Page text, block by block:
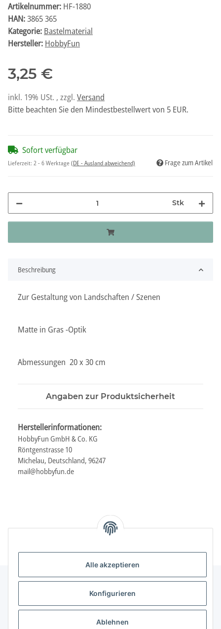
Alle akzeptieren
Konfigurieren
Ablehnen
Artikelnummer: HF-1880
HAN:3865 365
Kategorie: Bastelmaterial
Hersteller: HobbyFun
3,25 €
inkl. 19% USt. , zzgl. Versand
Bitte beachten Sie den Mindestbestellwert von 5 EUR.
Sofort verfügbar
Lieferzeit: 2 - 6 Werktage(DE - Ausland abweichend) Frage zum Artikel
Stk
Beschreibung
Zur Gestaltung von Landschaften / Szenen
Matte in Gras -Optik
Abmessungen 20 x 30 cm
Angaben zur Produktsicherheit
Herstellerinformationen:
HobbyFun GmbH & Co. KG
Röntgenstrasse 10
Michelau, Deutschland, 96247
mail@hobbyfun.de
Informationen